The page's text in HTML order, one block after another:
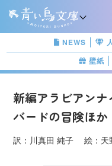
NEWS
壁紙
新編アラビアン
バードの冒険ほか
訳：川真田 純子 絵：